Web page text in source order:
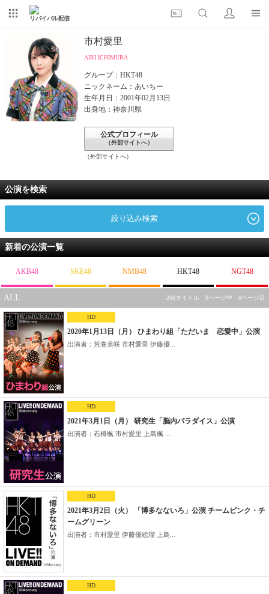
リバイバル配信
市村愛里
AIRI ICHIMURA
グループ：HKT48
ニックネーム：あいちー
生年月日：2001年02月13日
出身地：神奈川県
公式プロフィール
（外部サイトへ）
（外部サイトへ）
公演を検索
絞り込み検索
新着の公演一覧
AKB48 SKE48 NMB48 HKT48 NGT48
ALL 260タイトル 9ページ中 8ページ目
HD
2020年1月13日（月） ひまわり組「ただいま 恋愛中」公演
出演者：荒巻美咲 市村愛里 伊藤優...
HD
2021年3月1日（月） 研究生「脳内パラダイス」公演
出演者：石橋颯 市村愛里 上島楓 ...
HD
2021年3月2日（火） 「博多なないろ」公演 チームピンク・チ
ームグリーン
出演者：市村愛里 伊藤優絵瑠 上島...
HD